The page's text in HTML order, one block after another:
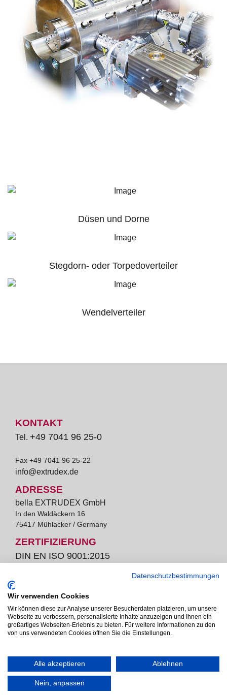
Düsen und Dorne
Stegdorn- oder Torpedoverteiler
Wendelverteiler
KONTAKT
Tel. +49 7041 96 25-0
Fax +49 7041 96 25-22
info@extrudex.de
ADRESSE
bella EXTRUDEX GmbH
In den Waldäckern 16
75417 Mühlacker / Germany
ZERTIFIZIERUNG
DIN EN ISO 9001:2015
bella Extrudex ist ein Unternehmen der Pütz Group.
Downloads AGB AEB
Impressum
Datenschutz
Cookie-Richtlinie
Datenschutzbestimmungen
Wir verwenden Cookies
Wir können diese zur Analyse unserer Besucherdaten platzieren, um unsere
Webseite zu verbessern, personalisierte Inhalte anzuzeigen und Ihnen ein
großartiges Webseiten-Erlebnis zu bieten. Für weitere Informationen zu den
von uns verwendeten Cookies öffnen Sie die Einstellungen.
Alle akzeptieren Ablehnen
Nein, anpassen